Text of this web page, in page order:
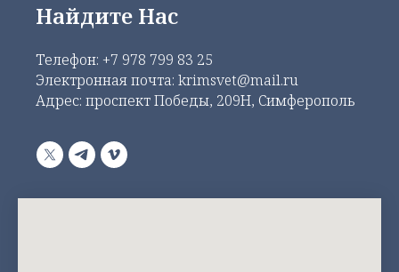
Найдите Нас
Телефон: +7 978 799 83 25
Электронная почта: krimsvet@mail.ru
Адрес: проспект Победы, 209Н, Симферополь